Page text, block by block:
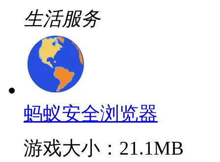
生活服务
蚂蚁安全浏览器
游戏大小：21.1MB